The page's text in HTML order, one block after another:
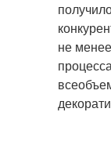
не